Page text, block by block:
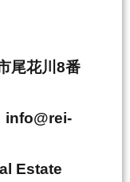
尾花川 8番
info@rei-
Estate